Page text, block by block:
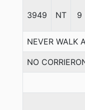
3949 NT 9
NEVER WALK
NO